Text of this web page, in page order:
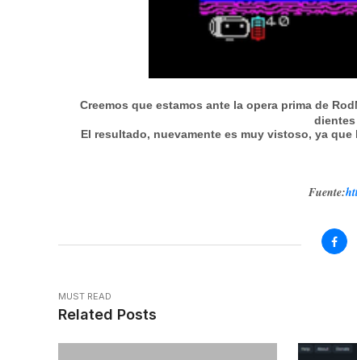
Creemos que estamos ante la opera prima de
El resultado, nuevamente es muy vistoso, ya
Fuente:
MUST READ
Related Posts